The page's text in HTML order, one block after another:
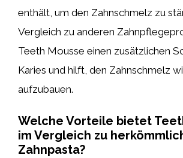
enthält, um den Zahnschmelz zu
Vergleich zu anderen
Teeth Mousse einen zusätzlichen
Karies und hilft, den Zahnschmelz
aufzubauen.
Welche Vorteile bietet
im Vergleich zu
Zahnpasta?